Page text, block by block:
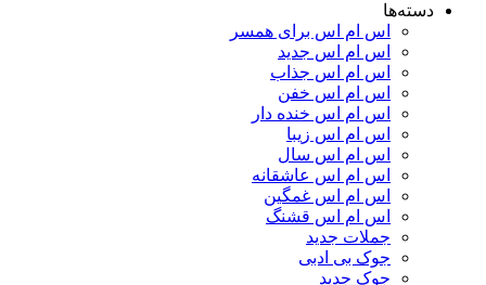
دسته‌ها
اس ام اس برای همسر
اس ام اس جدید
اس ام اس جذاب
اس ام اس خفن
اس ام اس خنده دار
اس ام اس زیبا
اس ام اس سال
اس ام اس عاشقانه
اس ام اس غمگین
اس ام اس قشنگ
جملات جدید
جوک بی ادبی
جوک جدید